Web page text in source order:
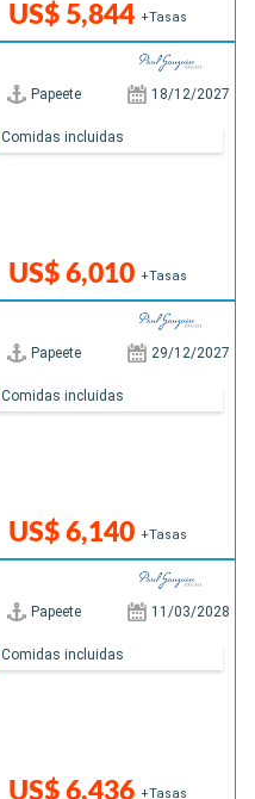
US$ 5,844 +Tasas
Papeete 18/12/2027
US$ 6,010 +Tasas
Comidas incluidas
Papeete 29/12/2027
US$ 6,140 +Tasas
Comidas incluidas
Papeete 11/03/2028
US$ 6,436 +Tasas
Comidas incluidas